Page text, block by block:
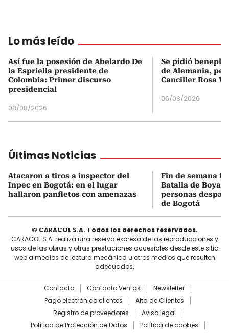
Lo más leído
Así fue la posesión de Abelardo De
la Espriella presidente de
Colombia: Primer discurso
presidencial
08/08/2026
Se pidió
de Alemania,
Canciller Rosa
06/08/2026
Últimas Noticias
Atacaron a tiros a inspector del
Inpec en Bogotá: en el lugar
hallaron panfletos con amenazas
Fin de semana
Batalla de
personas
de Bogotá
© CARACOL S.A. Todos los derechos reservados.
CARACOL S.A. realiza una reserva expresa de las reproducciones y
usos de las obras y otras prestaciones accesibles desde este sitio
web a medios de lectura mecánica u otros medios que resulten
adecuados.
Contacto Contacto Ventas
Newsletter
Pago electrónico clientes
Alta de Clientes
Registro de proveedores
Aviso legal
Política de Protección de Datos
Política de cookies